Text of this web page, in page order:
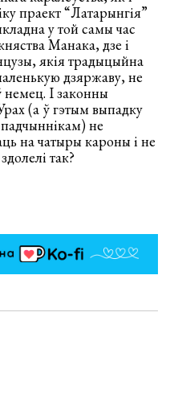
праект “Латарынгія”
у той самы час
Манака, дзе і
якія традыцыйна
дзяржаву, не
немец. І законны
(а ў гэтым выпадку
не
на чатыры кароны і не
так?